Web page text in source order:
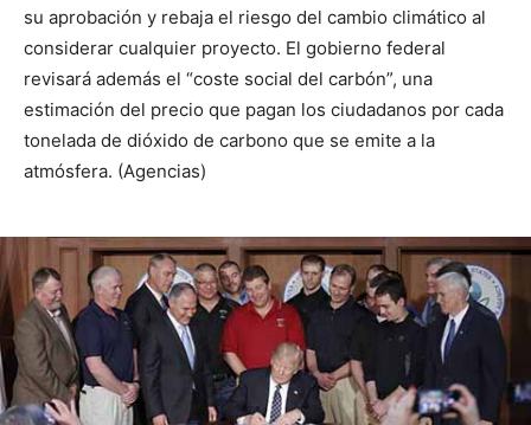
su aprobación y rebaja el riesgo del cambio climático al
considerar cualquier proyecto. El gobierno federal
revisará además el “coste social del carbón”, una
estimación del precio que pagan los ciudadanos por cada
tonelada de dióxido de carbono que se emite a la
atmósfera. (Agencias)